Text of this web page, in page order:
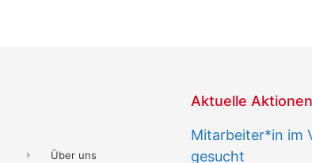
Über uns
Aktuelle Aktionen
Mitarbeiter*in im
gesucht